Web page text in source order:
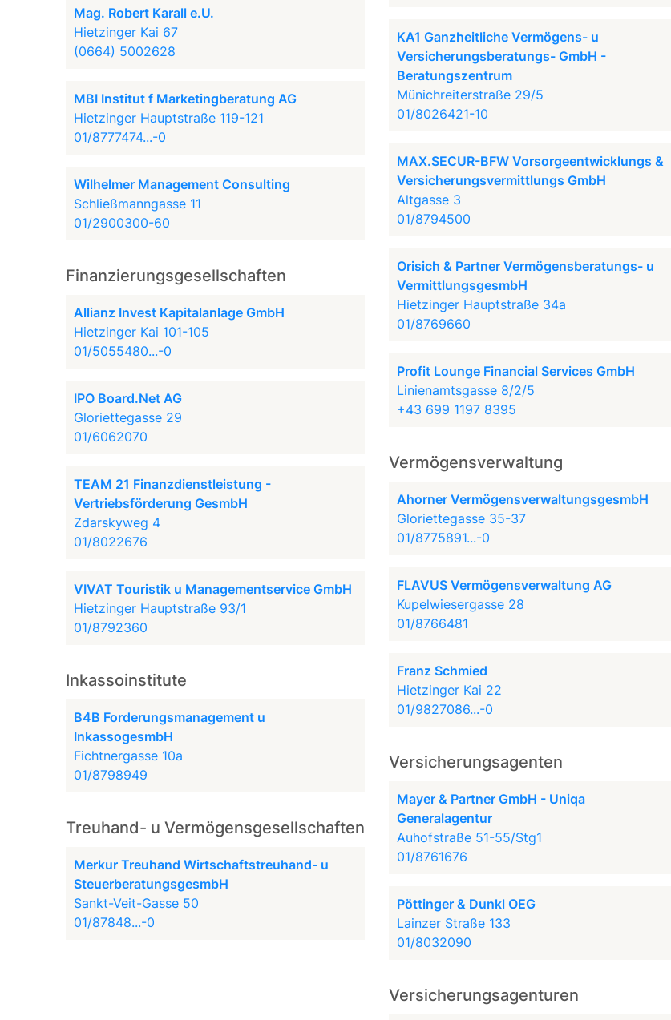
Mag. Robert Karall e.U.
Hietzinger Kai 67
(0664) 5002628
MBI Institut f Marketingberatung AG
Hietzinger Hauptstraße 119-121
01/8777474...-0
Wilhelmer Management Consulting
Schließmanngasse 11
01/2900300-60
Finanzierungsgesellschaften
Allianz Invest Kapitalanlage GmbH
Hietzinger Kai 101-105
01/5055480...-0
IPO Board.Net AG
Gloriettegasse 29
01/6062070
TEAM 21 Finanzdienstleistung -
Vertriebsförderung GesmbH
Zdarskyweg 4
01/8022676
VIVAT Touristik u Managementservice GmbH
Hietzinger Hauptstraße 93/1
01/8792360
Inkassoinstitute
B4B Forderungsmanagement u
InkassogesmbH
Fichtnergasse 10a
01/8798949
Treuhand- u Vermögensgesellschaften
Merkur Treuhand Wirtschaftstreuhand- u
SteuerberatungsgesmbH
Sankt-Veit-Gasse 50
01/87848...-0
KA1 Ganzheitliche Vermögens- u
Versicherungsberatungs- GmbH -
Beratungszentrum
Münichreiterstraße 29/5
01/8026421-10
MAX.SECUR-BFW Vorsorgeentwicklungs &
Versicherungsvermittlungs GmbH
Altgasse 3
01/8794500
Orisich & Partner Vermögensberatungs- u
VermittlungsgesmbH
Hietzinger Hauptstraße 34a
01/8769660
Profit Lounge Financial Services GmbH
Linienamtsgasse 8/2/5
+43 699 1197 8395
Vermögensverwaltung
Ahorner VermögensverwaltungsgesmbH
Gloriettegasse 35-37
01/8775891...-0
FLAVUS Vermögensverwaltung AG
Kupelwiesergasse 28
01/8766481
Franz Schmied
Hietzinger Kai 22
01/9827086...-0
Versicherungsagenten
Mayer & Partner GmbH - Uniqa
Generalagentur
Auhofstraße 51-55/Stg1
01/8761676
Pöttinger & Dunkl OEG
Lainzer Straße 133
01/8032090
Versicherungsagenturen